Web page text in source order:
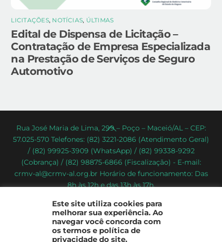
LICITAÇÕES, NOTÍCIAS, ÚLTIMAS
Edital de Dispensa de Licitação –
Contratação de Empresa Especializada
na Prestação de Serviços de Seguro
Automotivo
Back
To
Top
Rua José Maria de Lima, 299 – Poço – Maceió/AL – CEP:
57.025-570 Telefones: (82) 3221-2086 (Atendimento Geral)
/ (82) 99925-3909 (WhatsApp) / (82) 99338-9292
(Cobrança) / (82) 98875-6866 (Fiscalização) - E-mail:
crmv-al@crmv-al.org.br Horário de funcionamento: Das
8h às 12h e das 13h às 17h.
Estado de Alagoas
2022 - © Todos os direitos reservados
Este site utiliza cookies para
melhorar sua experiência. Ao
navegar você concorda com
os termos e política de
privacidade do site.